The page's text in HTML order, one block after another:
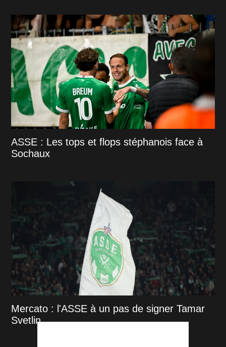
ASSE : Les tops et flops stéphanois face à
Sochaux
Mercato : l'ASSE à un pas de signer Tamar
Svetlin